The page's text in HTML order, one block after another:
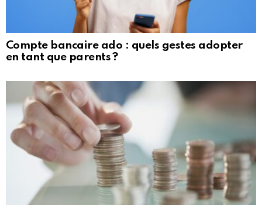
Compte bancaire ado : quels gestes adopter
en tant que parents ?